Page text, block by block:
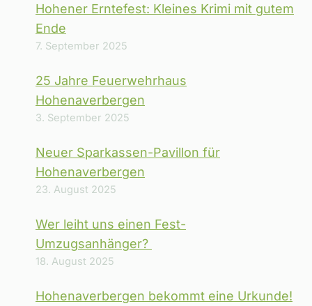
Hohener Erntefest: Kleines Krimi mit gutem
Ende
7. September 2025
25 Jahre Feuerwehrhaus
Hohenaverbergen
3. September 2025
Neuer Sparkassen-Pavillon für
Hohenaverbergen
23. August 2025
Wer leiht uns einen Fest-
Umzugsanhänger?
18. August 2025
Hohenaverbergen bekommt eine Urkunde!